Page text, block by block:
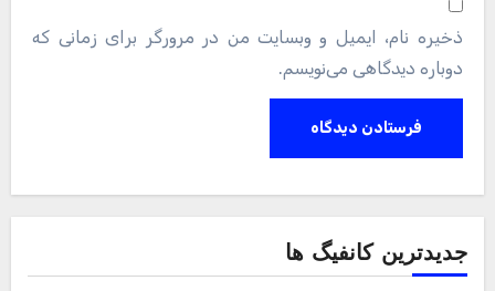
ذخیره نام، ایمیل و وبسایت من در مرورگر برای زمانی که
دوباره دیدگاهی می‌نویسم.
جدیدترین کانفیگ ها